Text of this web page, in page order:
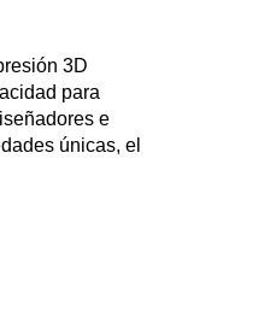
3D
para
e
únicas, el